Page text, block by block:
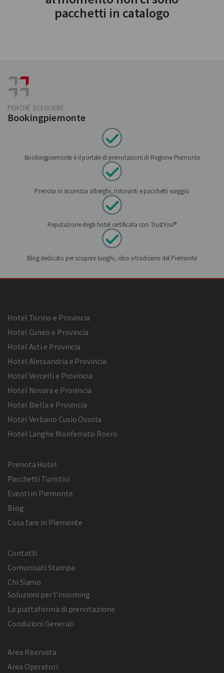
pacchetti in catalogo
PERCHÉ SCEGLIERE
Bookingpiemonte
Bookingpiemonte è il portale di prenotazioni di Regione Piemonte
Prenota in sicurezza alberghi, ristoranti e pacchetti viaggio
Reputazione degli hotel certificata con TrustYou®
Blog dedicato per scoprire luoghi, cibo e tradizioni del Piemonte
Hotel Torino e Provincia
Hotel Cuneo e Provincia
Hotel Asti e Provincia
Hotel Alessandria e Provincia
Hotel Vercelli e Provincia
Hotel Novara e Provincia
Hotel Biella e Provincia
Hotel Verbano Cusio Ossola
Hotel Langhe Monferrato Roero
Prenota Hotel
Pacchetti Turistici
Eventi in Piemonte
Blog
Cosa fare in Piemonte
Contatti
Comunicati Stampa
Chi Siamo
Soluzioni per l’incoming
La piattaforma di prenotazione
Condizioni Generali
Area Riservata
Area Operatori